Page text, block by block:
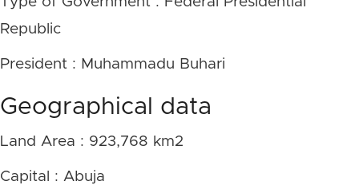
Republic
President : Muhammadu Buhari
Geographical data
Land Area : 923,768 km2
Capital : Abuja